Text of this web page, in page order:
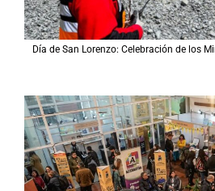
Día de San Lorenzo: Celebración de los